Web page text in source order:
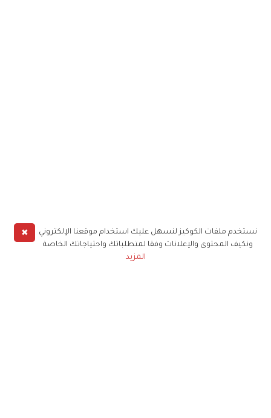
✖
نستخدم ملفات الكوكيز لنسهل عليك استخدام موقعنا الإلكتروني
ونكيف المحتوى والإعلانات وفقا لمتطلباتك واحتياجاتك الخاصة
المزيد